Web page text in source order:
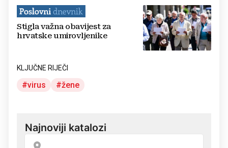
Stigla važna obavijest za
hrvatske umirovljenike
KLJUČNE RIJEČI
virus žene